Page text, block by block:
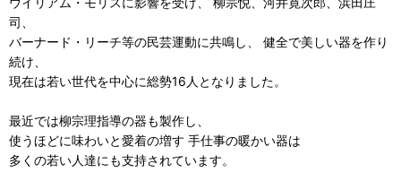
司、
バーナード・リーチ等の民芸運動に共鳴し、 健全で美しい器を作り
続け、
現在は若い世代を中心に総勢16人となりました。
最近では柳宗理指導の器も製作し、
使うほどに味わいと愛着の増す 手仕事の暖かい器は
多くの若い人達にも支持されています。